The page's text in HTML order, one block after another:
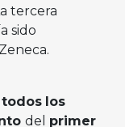
tercera
sido
todos los
del primer